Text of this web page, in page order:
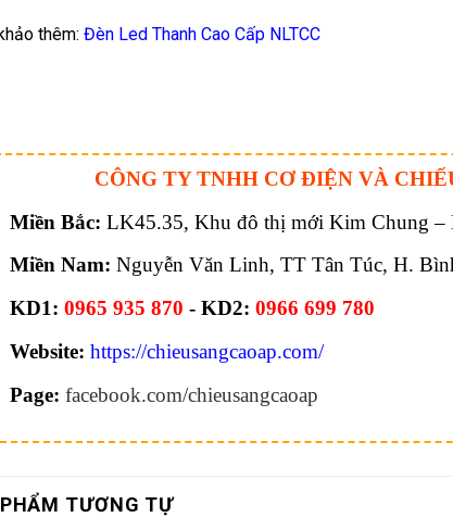
thêm: Đèn Led Thanh Cao Cấp NLTCC
CÔNG TY TNHH CƠ ĐIỆN VÀ
Miền Bắc: LK45.35, Khu đô thị mới Kim Chung –
Miền Nam: Nguyễn Văn Linh, TT Tân Túc, H.
KD1: 0965 935 870 - KD2: 0966 699 780
Website: https://chieusangcaoap.com/
Page: facebook.com/chieusangcaoap
TƯƠNG TỰ